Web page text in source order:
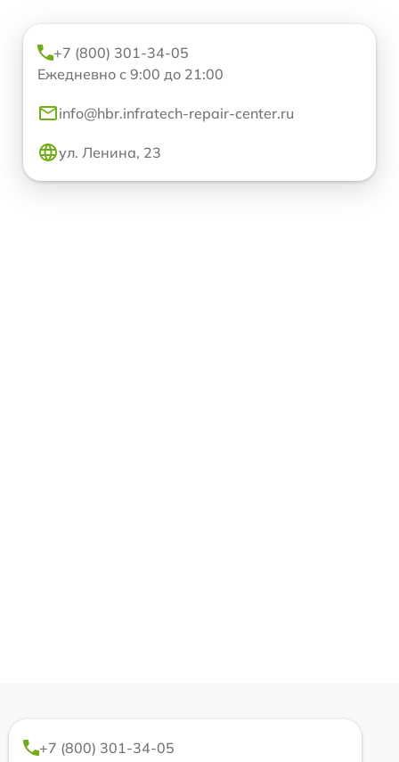
+7 (800) 301-34-05
Ежедневно с 9:00 до 21:00
info@hbr.infratech-repair-center.ru
ул. Ленина, 23
+7 (800) 301-34-05